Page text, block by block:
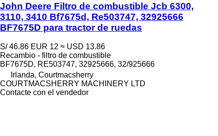
John Deere Filtro de combustible Jcb 6300,
3110, 3410 Bf7675d, Re503747, 32925666
BF7675D para tractor de ruedas
S/ 46.86 EUR 12 ≈ USD 13.86
Recambio - filtro de combustible
BF7675D, RE503747, 32925666, 32/925666
Irlanda, Courtmacsherry
COURTMACSHERRY MACHINERY LTD
Contacte con el vendedor